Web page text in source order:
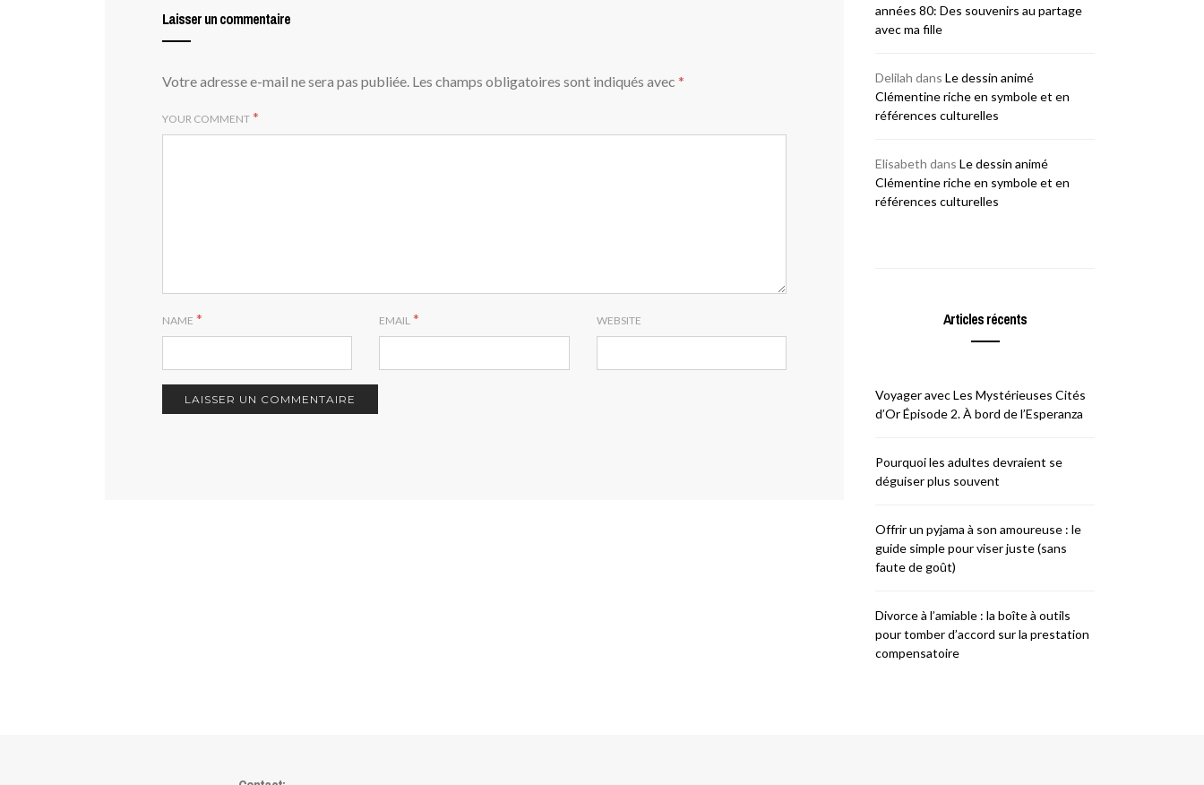
Laisser un commentaire
Votre adresse e-mail ne sera pas publiée. Les champs obligatoires sont indiqués avec *
YOUR COMMENT *
NAME * EMAIL * WEBSITE
années 80: Des souvenirs au partage
avec ma fille
Delilah dans Le dessin animé
Clémentine riche en symbole et en
références culturelles
Elisabeth dans Le dessin animé
Clémentine riche en symbole et en
références culturelles
Articles récents
Voyager avec Les Mystérieuses Cités
d’Or Épisode 2. À bord de l’Esperanza
Pourquoi les adultes devraient se
déguiser plus souvent
Offrir un pyjama à son amoureuse : le
guide simple pour viser juste (sans
faute de goût)
Divorce à l’amiable : la boîte à outils
pour tomber d’accord sur la prestation
compensatoire